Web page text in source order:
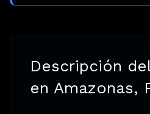
Descripción
en Amazonas,